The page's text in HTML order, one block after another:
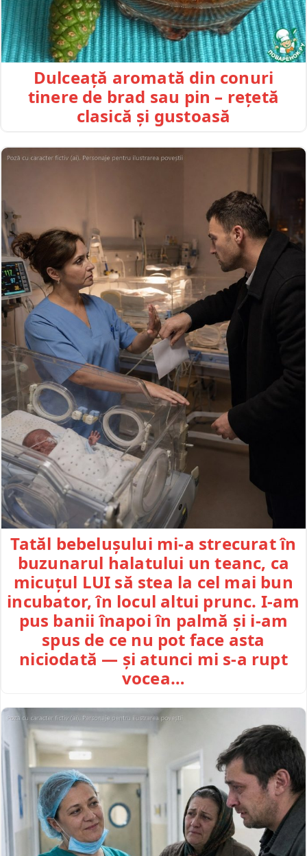
Dulceață aromată din conuri
tinere de brad sau pin – rețetă
clasică și gustoasă
Tatăl bebelușului mi-a strecurat în
buzunarul halatului un teanc, ca
micuțul LUI să stea la cel mai bun
incubator, în locul altui prunc. I-am
pus banii înapoi în palmă și i-am
spus de ce nu pot face asta
niciodată — și atunci mi s-a rupt
vocea…